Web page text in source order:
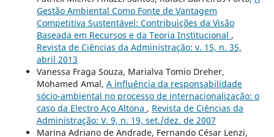
Gestão Ambiental Como Fonte de Vantagem
Competitiva Sustentável: Contribuições da Visão
Baseada em Recursos e da Teoria Institucional ,
Revista de Ciências da Administração: v. 15, n. 35,
abril 2013
Vanessa Fraga Souza, Marialva Tomio Dreher,
Mohamed Amal, A influência da responsabilidade
sócio-ambiental no processo de internacionalização: o
caso da Electro Aço Altona , Revista de Ciências da
Administração: V. 9, n. 19, set./dez. de 2007
Marina Adriano de Andrade, Fernando César Lenzi,